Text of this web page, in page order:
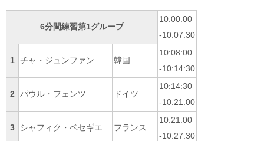
6分間練習第1グループ
10:00:00
-10:07:30
1 チャ・ジュンファン 韓国
10:08:00
-10:14:30
2 パウル・フェンツ ドイツ
10:14:30
-10:21:00
3 シャフィク・ベセギエ フランス
10:21:00
-10:27:30